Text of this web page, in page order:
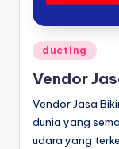
Posted
ducting
Vendor
Vendor Jasa
dunia yang
udara yang